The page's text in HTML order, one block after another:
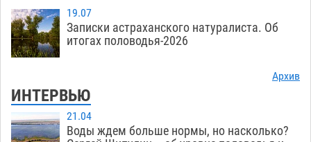
19.07
Записки астраханского натуралиста. Об
итогах половодья-2026
Архив
ИНТЕРВЬЮ
21.04
Воды ждем больше нормы, но насколько?